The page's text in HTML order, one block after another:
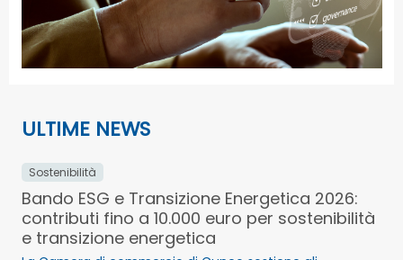
ULTIME NEWS
Sostenibilità
Bando ESG e Transizione Energetica 2026:
contributi fino a 10.000 euro per sostenibilità
e transizione energetica